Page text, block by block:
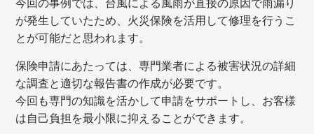
今回の事例では、台風による風雨が直接の原因で雨漏り
が発生していたため、火災保険を活用して修理を行うこ
とが可能だと思われます。
保険申請にあたっては、専門業者による被害状況の詳細
な調査と適切な報告書の作成が必要です。
今回も専門の知識を活かして申請をサポートし、お客様
は自己負担を最小限に抑えることができます。